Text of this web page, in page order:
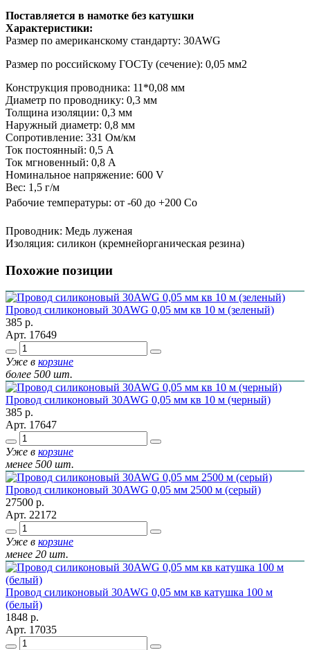
Поставляется в намотке без катушки
Характеристики:
Размер по американскому стандарту: 30AWG
Размер по российскому ГОСТу (сечение): 0,05 мм2
Конструкция проводника: 11*0,08 мм
Диаметр по проводнику: 0,3 мм
Толщина изоляции: 0,3 мм
Наружный диаметр: 0,8 мм
Сопротивление: 331 Ом/км
Ток постоянный: 0,5 А
Ток мгновенный: 0,8 А
Номинальное напряжение: 600 V
Вес: 1,5 г/м
Рабочие температуры: от -60 до +200 Сo
Проводник: Медь луженая
Изоляция: силикон (кремнейорганическая резина)
Похожие позиции
Провод силиконовый 30AWG 0,05 мм кв 10 м (зеленый)
385 р.
Арт. 17649
Уже в корзине
более 500 шт.
Провод силиконовый 30AWG 0,05 мм кв 10 м (черный)
385 р.
Арт. 17647
Уже в корзине
менее 500 шт.
Провод силиконовый 30AWG 0,05 мм 2500 м (серый)
27500 р.
Арт. 22172
Уже в корзине
менее 20 шт.
Провод силиконовый 30AWG 0,05 мм кв катушка 100 м
(белый)
1848 р.
Арт. 17035